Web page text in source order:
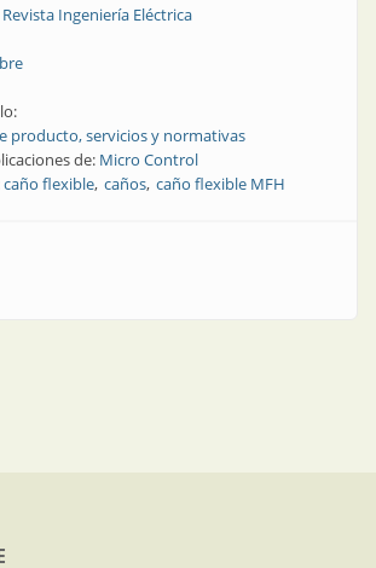
Revista Ingeniería Eléctrica
producto, servicios y normativas
de: Micro Control
caño flexible caños caño flexible MFH
Producto | Caño flexible para ambientes con